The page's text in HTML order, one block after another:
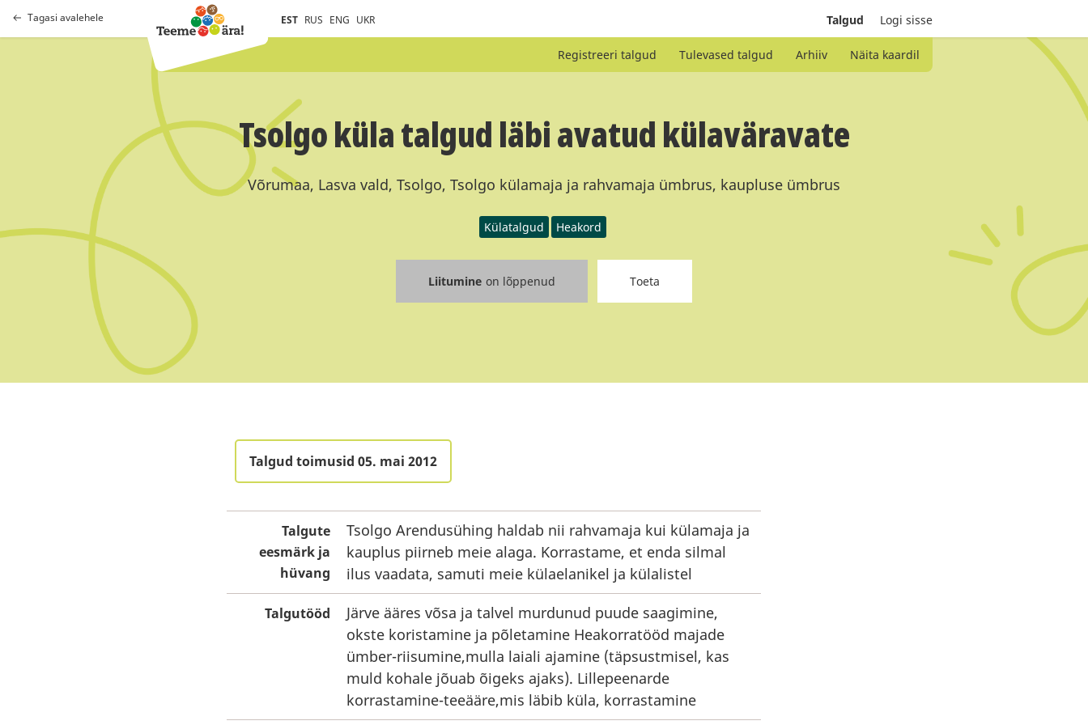
Tagasi avalehele EST RUS ENG UKR Talgud Logi sisse
Registreeri talgud Tulevased talgud Arhiiv Näita kaardil
Tsolgo küla talgud läbi avatud külaväravate
Võrumaa, Lasva vald, Tsolgo, Tsolgo külamaja ja rahvamaja ümbrus, kaupluse ümbrus
Külatalgud Heakord
Liitumine on lõppenud Toeta
Talgud toimusid 05. mai 2012
Talgute
eesmärk ja
hüvang
Tsolgo Arendusühing haldab nii rahvamaja kui külamaja ja
kauplus piirneb meie alaga. Korrastame, et enda silmal
ilus vaadata, samuti meie külaelanikel ja külalistel
Talgutööd
Järve ääres võsa ja talvel murdunud puude saagimine,
okste koristamine ja põletamine Heakorratööd majade
ümber-riisumine,mulla laiali ajamine (täpsustmisel, kas
muld kohale jõuab õigeks ajaks). Lillepeenarde
korrastamine-teeääre,mis läbib küla, korrastamine